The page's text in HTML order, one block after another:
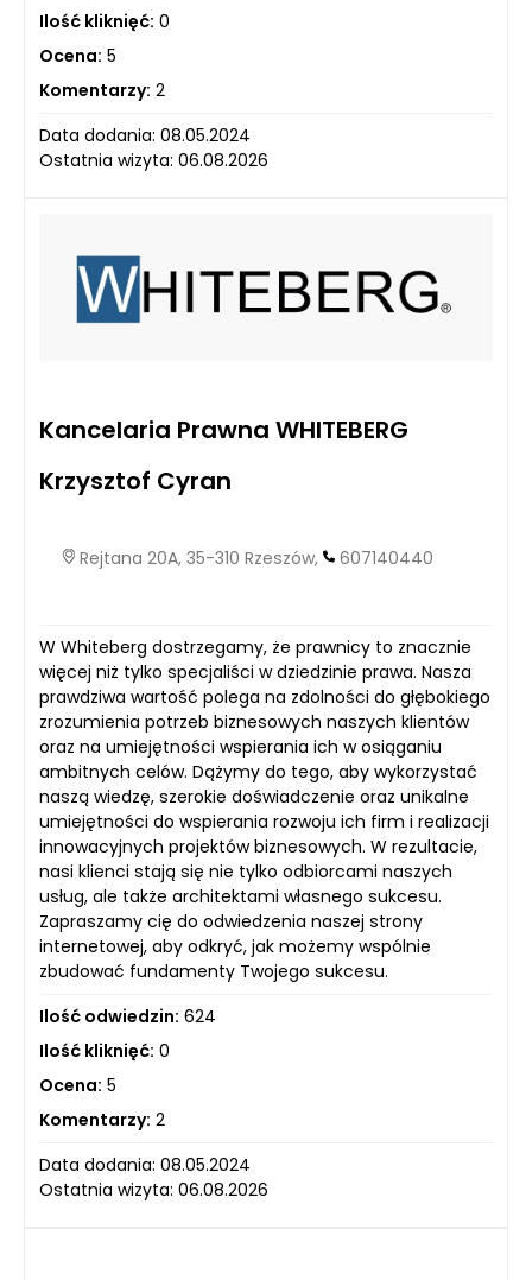
Ilość kliknięć: 0
Ocena: 5
Komentarzy: 2
Data dodania: 08.05.2024
Ostatnia wizyta: 06.08.2026
Kancelaria Prawna WHITEBERG
Krzysztof Cyran
Rejtana 20A, 35-310 Rzeszów, 607140440
W Whiteberg dostrzegamy, że prawnicy to znacznie
więcej niż tylko specjaliści w dziedzinie prawa. Nasza
prawdziwa wartość polega na zdolności do głębokiego
zrozumienia potrzeb biznesowych naszych klientów
oraz na umiejętności wspierania ich w osiąganiu
ambitnych celów. Dążymy do tego, aby wykorzystać
naszą wiedzę, szerokie doświadczenie oraz unikalne
umiejętności do wspierania rozwoju ich firm i realizacji
innowacyjnych projektów biznesowych. W rezultacie,
nasi klienci stają się nie tylko odbiorcami naszych
usług, ale także architektami własnego sukcesu.
Zapraszamy cię do odwiedzenia naszej strony
internetowej, aby odkryć, jak możemy wspólnie
zbudować fundamenty Twojego sukcesu.
Ilość odwiedzin: 624
Ilość kliknięć: 0
Ocena: 5
Komentarzy: 2
Data dodania: 08.05.2024
Ostatnia wizyta: 06.08.2026